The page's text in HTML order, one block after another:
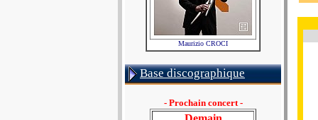
Maurizio CROCI
Base discographique
- Prochain concert -